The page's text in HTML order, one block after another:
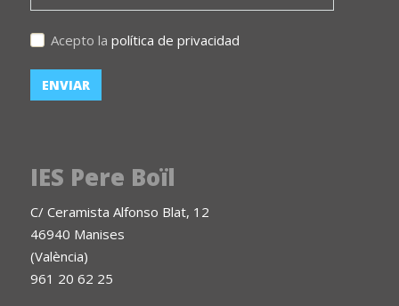
Acepto la política de privacidad
IES Pere Boïl
C/ Ceramista Alfonso Blat, 12
46940 Manises
(València)
961 20 62 25